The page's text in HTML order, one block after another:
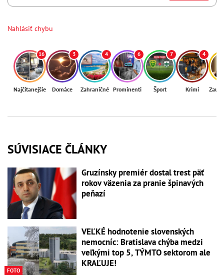
Nahlásiť chybu
16
Najčítanejšie
3
Domáce
4
Zahraničné
6
Prominenti
7
Šport
4
Krimi
SÚVISIACE ČLÁNKY
Gruzínsky premiér dostal trest päť
rokov väzenia za pranie špinavých
peňazí
FOTO
VEĽKÉ hodnotenie slovenských
nemocníc: Bratislava chýba medzi
veľkými top 5, TÝMTO sektorom ale
KRAĽUJE!